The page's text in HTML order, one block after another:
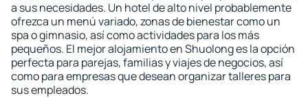
a sus necesidades. Un hotel de alto nivel probablemente
ofrezca un menú variado, zonas de bienestar como un
spa o gimnasio, así como actividades para los más
pequeños. El mejor alojamiento en Shuolong es la opción
perfecta para parejas, familias y viajes de negocios, así
como para empresas que desean organizar talleres para
sus empleados.